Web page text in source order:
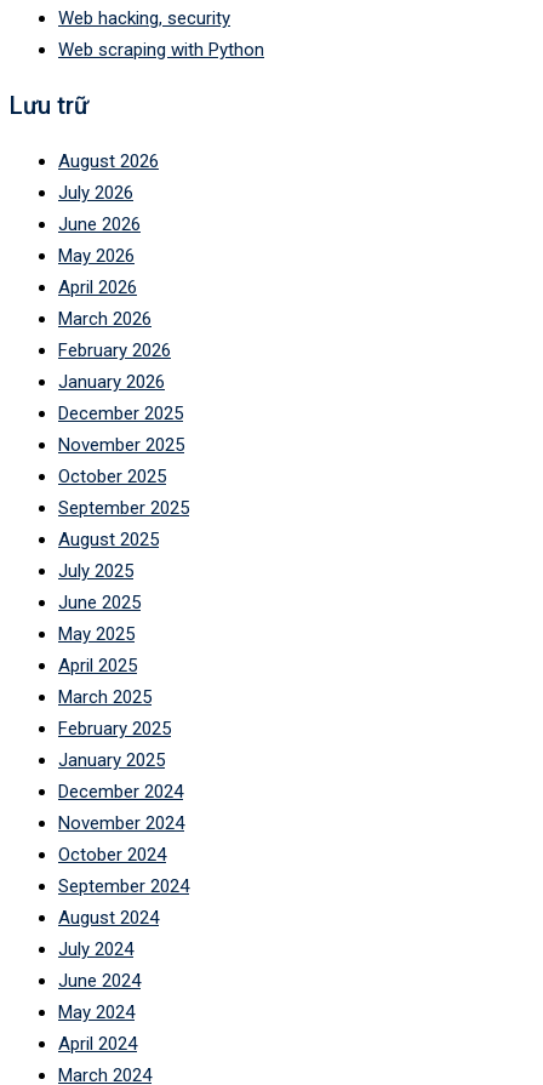
Web hacking, security
Web scraping with Python
Lưu trữ
August 2026
July 2026
June 2026
May 2026
April 2026
March 2026
February 2026
January 2026
December 2025
November 2025
October 2025
September 2025
August 2025
July 2025
June 2025
May 2025
April 2025
March 2025
February 2025
January 2025
December 2024
November 2024
October 2024
September 2024
August 2024
July 2024
June 2024
May 2024
April 2024
March 2024